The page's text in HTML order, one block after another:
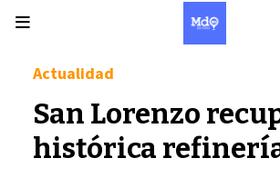
San Lorenzo
histórica
Actualidad